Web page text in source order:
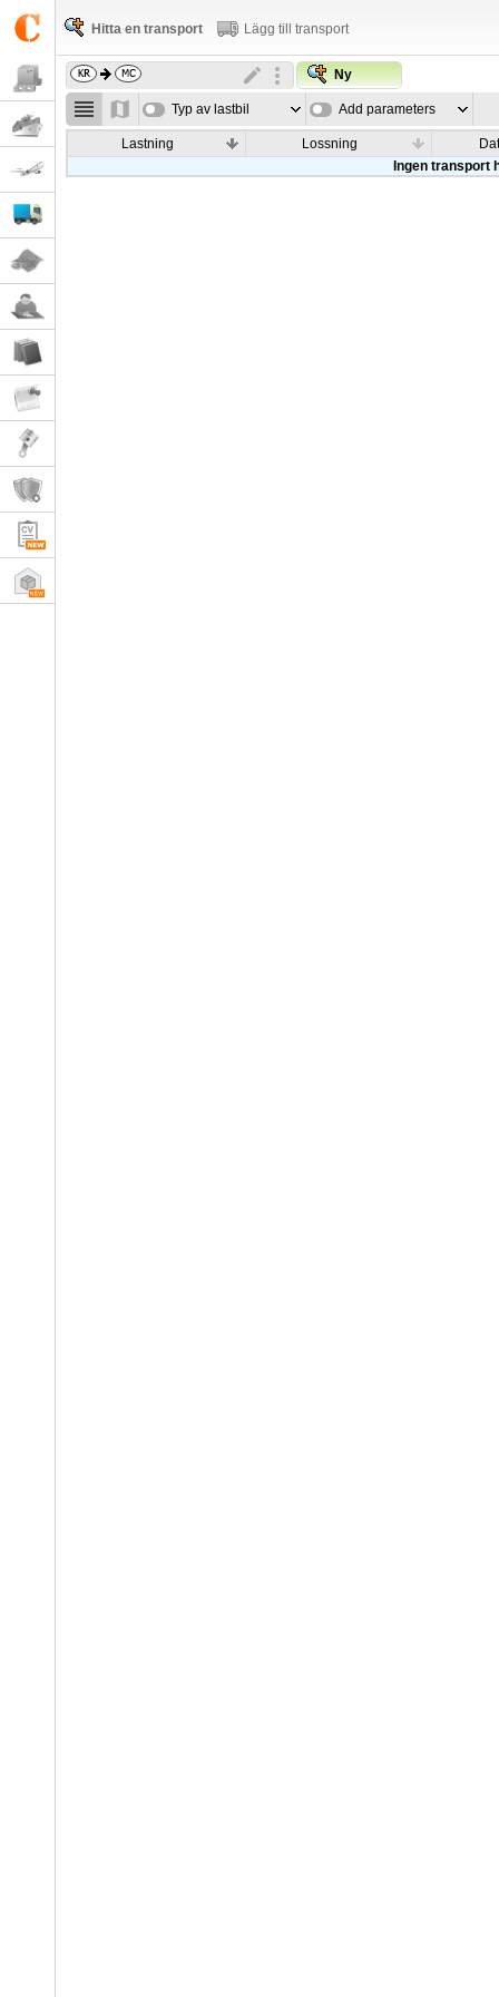
Hitta en transport Lägg till transport
Ny
Typ av lastbil Add parameters
Lastning Lossning
Ingen transport